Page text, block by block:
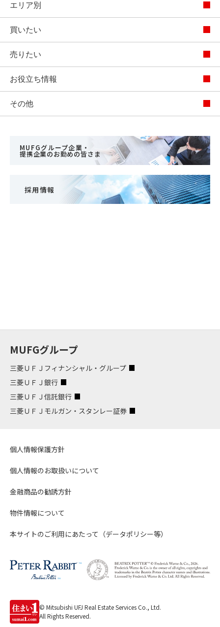
エリア別
買いたい
売りたい
お役立ち情報
その他
MUFGグループ企業・
提携企業のお勤めの皆さま
採用情報
MUFGグループ
三菱ＵＦＪフィナンシャル・グループ
三菱ＵＦＪ銀行
三菱ＵＦＪ信託銀行
三菱ＵＦＪモルガン・スタンレー証券
個人情報保護方針
個人情報のお取扱いについて
金融商品の勧誘方針
物件情報について
本サイトのご利用にあたって（データポリシー等）
© Mitsubishi UFJ Real Estate Services Co., Ltd.
All Rights Reserved.